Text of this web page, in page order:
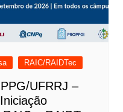
RAIC/RAIDTec
UFRRJ –